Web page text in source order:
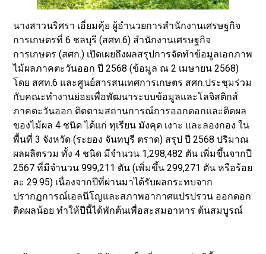
นางสาวนริศรา เอี่ยมคุ้ย ผู้อำนวยการสำนักงานเศรษฐกิจ
การเกษตรที่ 6 ชลบุรี (สศท.6) สำนักงานเศรษฐกิจ
การเกษตร (สศก.) เปิดเผยถึงผลสรุปการจัดทำข้อมูลเอกภาพ
ไม้ผลภาคตะวันออก ปี 2568 (ข้อมูล ณ 2 เมษายน 2568)
โดย สศท.6 และศูนย์สารสนเทศการเกษตร สศก.ประชุมร่วม
กับคณะทำงานย่อยเพื่อพัฒนาระบบข้อมูลและโลจิสติกส์
ภาคตะวันออก ติดตามสถานการณ์การออกดอกและติดผล
ของไม้ผล 4 ชนิด ได้แก่ ทุเรียน มังคุด เงาะ และลองกอง ใน
พื้นที่ 3 จังหวัด (ระยอง จันทบุรี ตราด) สรุป ปี 2568 ปริมาณ
ผลผลิตรวม ทั้ง 4 ชนิด มีจำนวน 1,298,482 ตัน เพิ่มขึ้นจากปี
2567 ที่มีจำนวน 999,211 ตัน (เพิ่มขึ้น 299,271 ตัน หรือร้อย
ละ 29.95) เนื่องจากปีที่ผ่านมาได้รับผลกระทบจาก
ปรากฏการณ์เอลนีโญและสภาพอากาศแปรปรวน ออกดอก
ติดผลน้อย ทำให้ปีนี้ได้พักต้นเพื่อสะสมอาหาร ต้นสมบูรณ์